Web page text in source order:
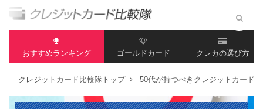
おすすめランキング ゴールドカード クレカの選び方
クレジットカード比較隊トップ 50代が持つべきクレジットカード